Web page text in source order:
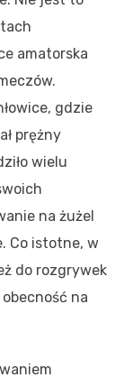
amatorska
gdzie
prężny
wielu
na żużel
Co istotne, w
do rozgrywek
na